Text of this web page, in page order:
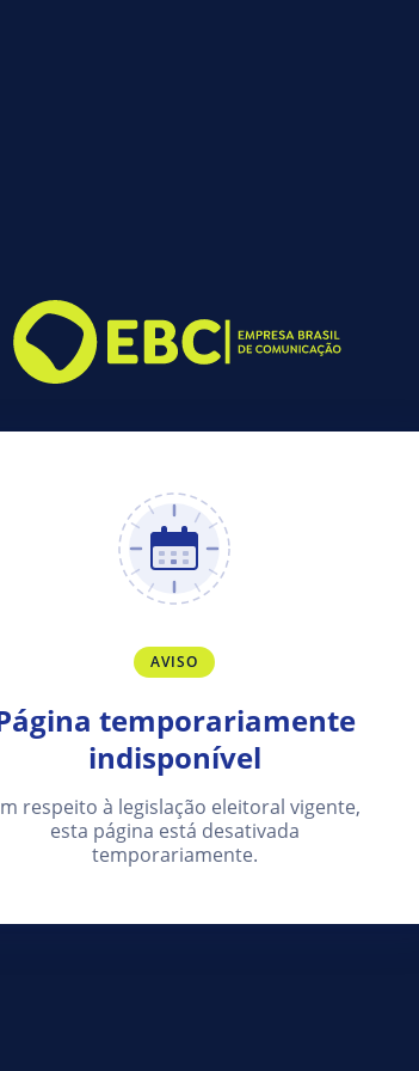
AVISO
temporariamente
indisponível
respeito à legislação eleitoral vigente,
esta página está desativada
temporariamente.